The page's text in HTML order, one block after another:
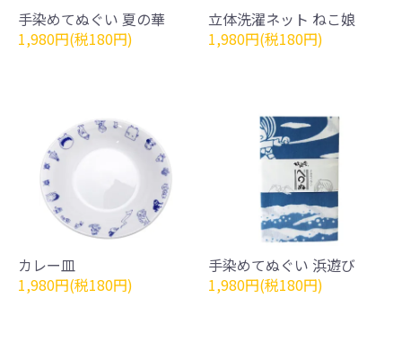
手染めてぬぐい 夏の華
1,980円(税180円)
立体洗濯ネット ねこ娘
1,980円(税180円)
カレー皿
1,980円(税180円)
手染めてぬぐい 浜遊び
1,980円(税180円)